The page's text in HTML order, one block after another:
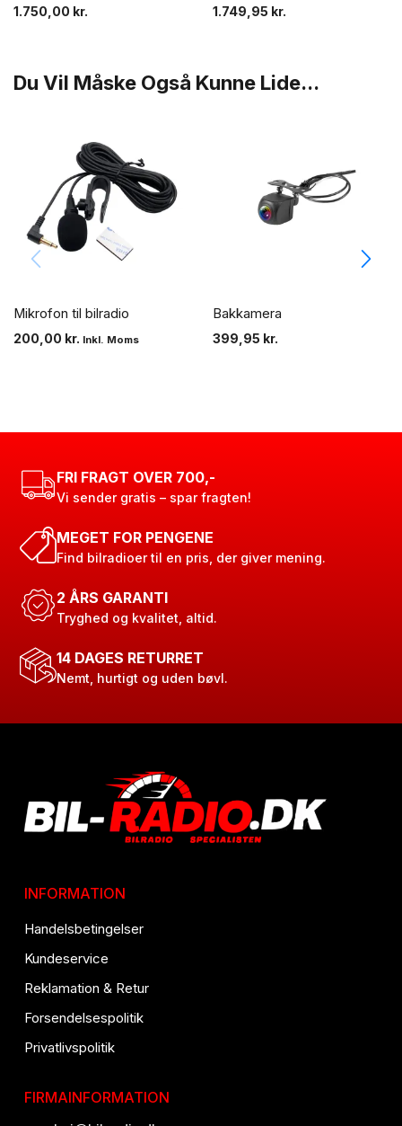
1.750,00 kr. 1.749,95 kr.
Du Vil Måske Også Kunne Lide...
Mikrofon til bilradio
200,00 kr. Inkl. Moms
Bakkamera
399,95 kr.
FRI FRAGT OVER 700,-
Vi sender gratis – spar fragten!
MEGET FOR PENGENE
Find bilradioer til en pris, der giver mening.
2 ÅRS GARANTI
Tryghed og kvalitet, altid.
14 DAGES RETURRET
Nemt, hurtigt og uden bøvl.
INFORMATION
Handelsbetingelser
Kundeservice
Reklamation & Retur
Forsendelsespolitik
Privatlivspolitik
FIRMAINFORMATION